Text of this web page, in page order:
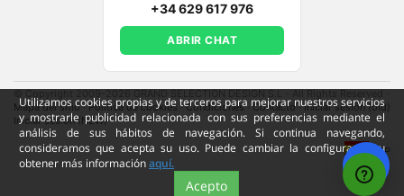
Utilizamos cookies propias y de terceros para mejorar nuestros servicios
y mostrarle publicidad relacionada con sus preferencias mediante el
análisis de sus hábitos de navegación. Si continua navegando,
consideramos que acepta su uso. Puede cambiar la configuración u
obtener más informaciónaquí.
Acepto
+34 629 617 976
ABRIR CHAT
Mapa del sitio·Política de cookies ·Condiciones ·Contacto ·Iniciar sesión (old)
Iniciar sesión (NEW)
ESP